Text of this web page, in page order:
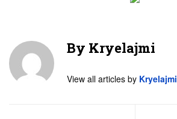
By Kryelajmi
View all articles by Kryelajmi